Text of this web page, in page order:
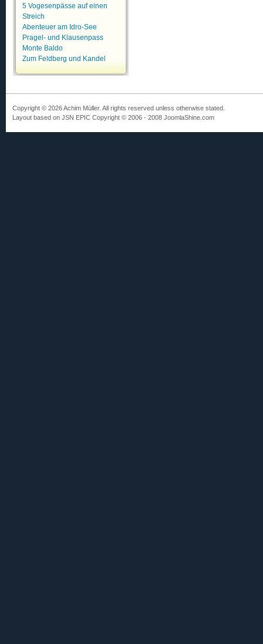
5 Vogesenpässe auf einen
Streich
Abenteuer am Idro-See
Pragel- und Klausenpass
Monte Baldo
Zum Feldberg und Kandel
Copyright © 2026 Achim Müller. All rights reserved unless otherwise stated.
Layout based on JSN EPIC Copyright © 2006 - 2008 JoomlaShine.com